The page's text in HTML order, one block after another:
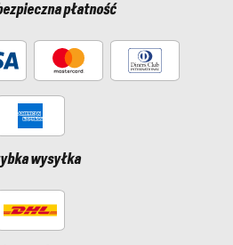
płatność
wysyłka